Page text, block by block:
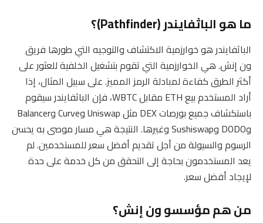
ما هو الباثفايندر (Pathfinder)؟
الباثفايندر هو خوارزمية الاكتشاف والتوجيه التي طورها فريق
ون إنش. هي الخوارزمية التي تقوم بتشغيل الخلفية للعثور على
أكثر الطرق كفاءة لمبادلة الرمز المميز. على سبيل المثال، إذا
أراد المستخدم بيع ETH مقابل WBTC، فإن الباثفايندر سيقوم
باستكشاف جميع بورصات DEX مثل Uniswap وCurve وBalancer
وDODO وSushiswap وغيرها. النتيجة هي مسار موصى به يحسن
الرسوم والسيولة من أجل تقديم أفضل سعر للمستخدمين. لم
يعد المستخدمون بحاجة إلى التحقق من كل خدمة على حدة
لإيجاد أفضل سعر.
من هم مؤسسو ون إنش؟